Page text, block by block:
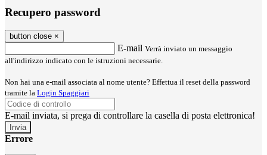
Recupero password
button close ×
E-mail Verrà inviato un messaggio
all'indirizzo indicato con le istruzioni necessarie.
Non hai una e-mail associata al nome utente? Effettua il reset della password
tramite la Login Spaggiari
E-mail inviata, si prega di controllare la casella di posta elettronica!
Errore